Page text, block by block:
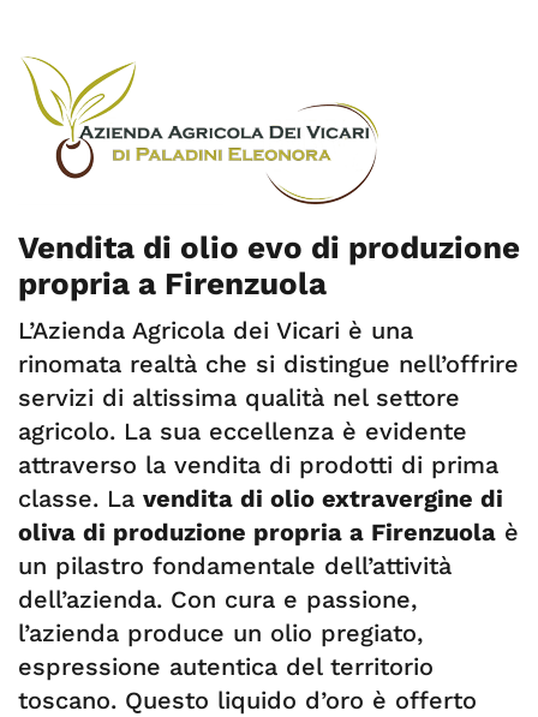
Vendita di olio evo di produzione
propria a Firenzuola
L’Azienda Agricola dei Vicari è una
rinomata realtà che si distingue nell’offrire
servizi di altissima qualità nel settore
agricolo. La sua eccellenza è evidente
attraverso la vendita di prodotti di prima
classe. La vendita di olio extravergine di
oliva di produzione propria a Firenzuola è
un pilastro fondamentale dell’attività
dell’azienda. Con cura e passione,
l’azienda produce un olio pregiato,
espressione autentica del territorio
toscano. Questo liquido d’oro è offerto